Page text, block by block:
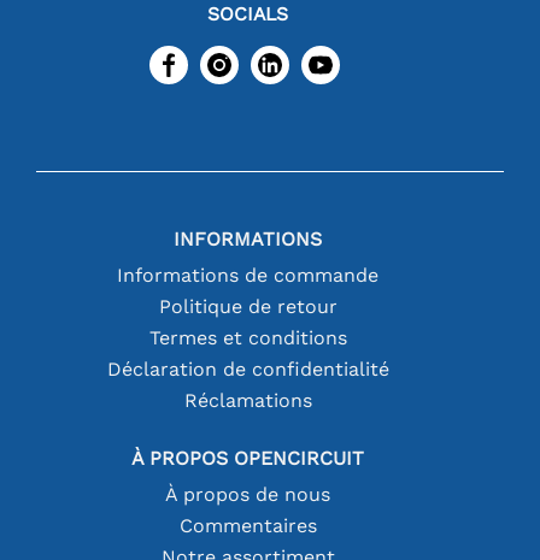
SOCIALS
INFORMATIONS
Informations de commande
Politique de retour
Termes et conditions
Déclaration de confidentialité
Réclamations
À PROPOS OPENCIRCUIT
À propos de nous
Commentaires